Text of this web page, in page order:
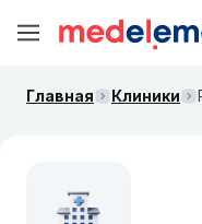
Главная Клиники